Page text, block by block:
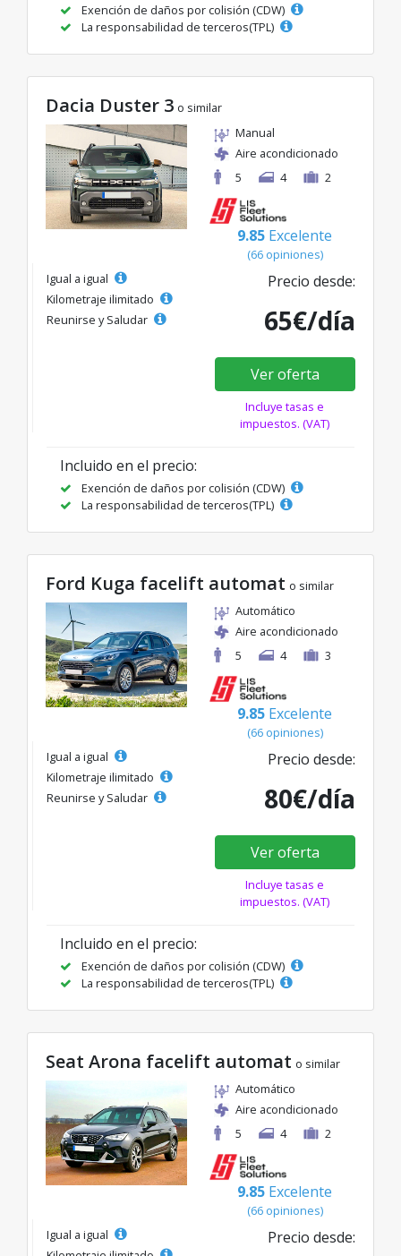
Exención de daños por colisión (CDW)
La responsabilidad de terceros(TPL)
Dacia Duster 3 o similar
Manual
Aire acondicionado
5
4 2
9.85 Excelente
(66 opiniones)
Igual a igual
Kilometraje ilimitado
Reunirse y Saludar
Precio desde:
65€/día
Ver oferta
Incluye tasas e
impuestos. (VAT)
Incluido en el precio:
Exención de daños por colisión (CDW)
La responsabilidad de terceros(TPL)
Ford Kuga facelift automat o similar
Automático
Aire acondicionado
5
4 3
9.85 Excelente
(66 opiniones)
Igual a igual
Kilometraje ilimitado
Reunirse y Saludar
Precio desde:
80€/día
Ver oferta
Incluye tasas e
impuestos. (VAT)
Incluido en el precio:
Exención de daños por colisión (CDW)
La responsabilidad de terceros(TPL)
Seat Arona facelift automat o similar
Automático
Aire acondicionado
5
4 2
9.85 Excelente
(66 opiniones)
Igual a igual
Precio desde: